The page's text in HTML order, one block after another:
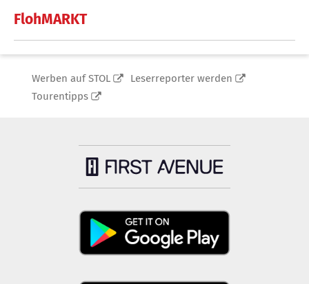
FlohMARKT
Werben auf STOL
Leserreporter werden
Tourentipps